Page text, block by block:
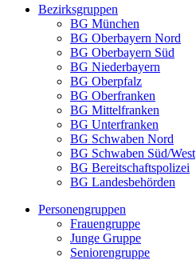
Bezirksgruppen
BG München
BG Oberbayern Nord
BG Oberbayern Süd
BG Niederbayern
BG Oberpfalz
BG Oberfranken
BG Mittelfranken
BG Unterfranken
BG Schwaben Nord
BG Schwaben Süd/West
BG Bereitschaftspolizei
BG Landesbehörden
Personengruppen
Frauengruppe
Junge Gruppe
Seniorengruppe